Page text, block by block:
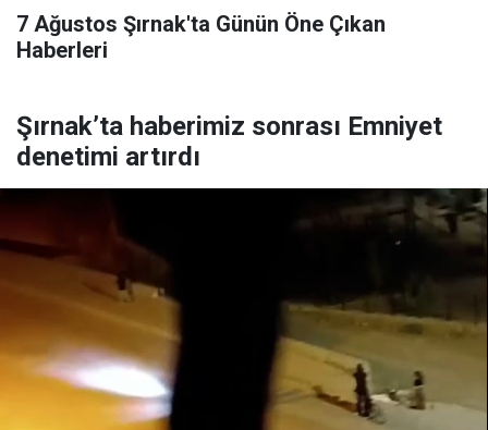
7 Ağustos Şırnak'ta Günün Öne Çıkan
Haberleri
Şırnak’ta haberimiz sonrası Emniyet
denetimi artırdı